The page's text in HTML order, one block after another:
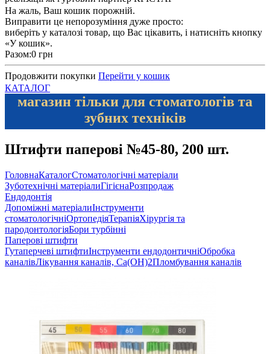
На жаль, Ваш кошик порожній.
Виправити це непорозуміння дуже просто:
виберіть у каталозі товар, що Вас цікавить, і натисніть кнопку
«У кошик».
Разом:0 грн
Продовжити покупки Перейти у кошик
КАТАЛОГ
магазин тільки для стоматологів та
зубних техніків
Штифти паперові №45-80, 200 шт.
ГоловнаКаталогСтоматологічні матеріали
Зуботехнічні матеріалиГігієнаРозпродаж
Ендодонтія
Допоміжні матеріалиІнструменти
стоматологічніОртопедіяТерапіяХірургія та
пародонтологіяБори турбінні
Паперові штифти
Гутаперчеві штифтиІнструменти ендодонтичніОбробка
каналівЛікування каналів, Ca(OH)2Пломбування каналів